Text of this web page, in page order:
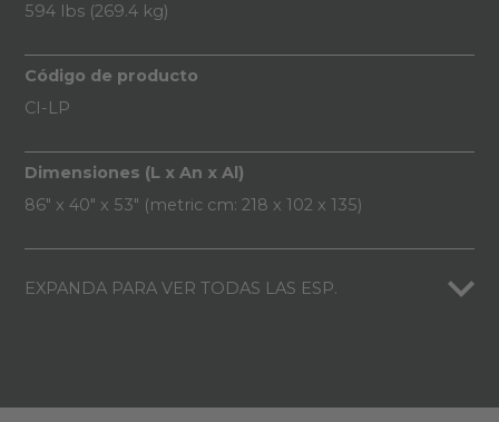
594 lbs (269.4 kg)
Código de producto
CI-LP
Dimensiones (L x An x Al)
86" x 40" x 53" (metric cm: 218 x 102 x 135)
EXPANDA PARA VER TODAS LAS ESP.